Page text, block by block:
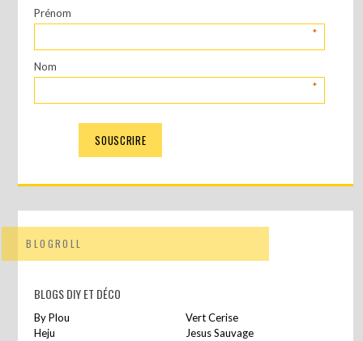
Prénom
*
Nom
*
BLOGROLL
BLOGS DIY ET DÉCO
By Plou
Vert Cerise
Heju
Jesus Sauvage